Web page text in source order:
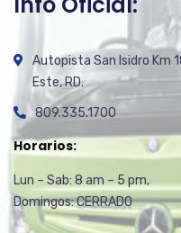
Autopista San Isidro Km
Este, RD.
809.335.1700
Horarios:
Lun – Sab: 8 am – 5 pm,
Domingos: CERRADO